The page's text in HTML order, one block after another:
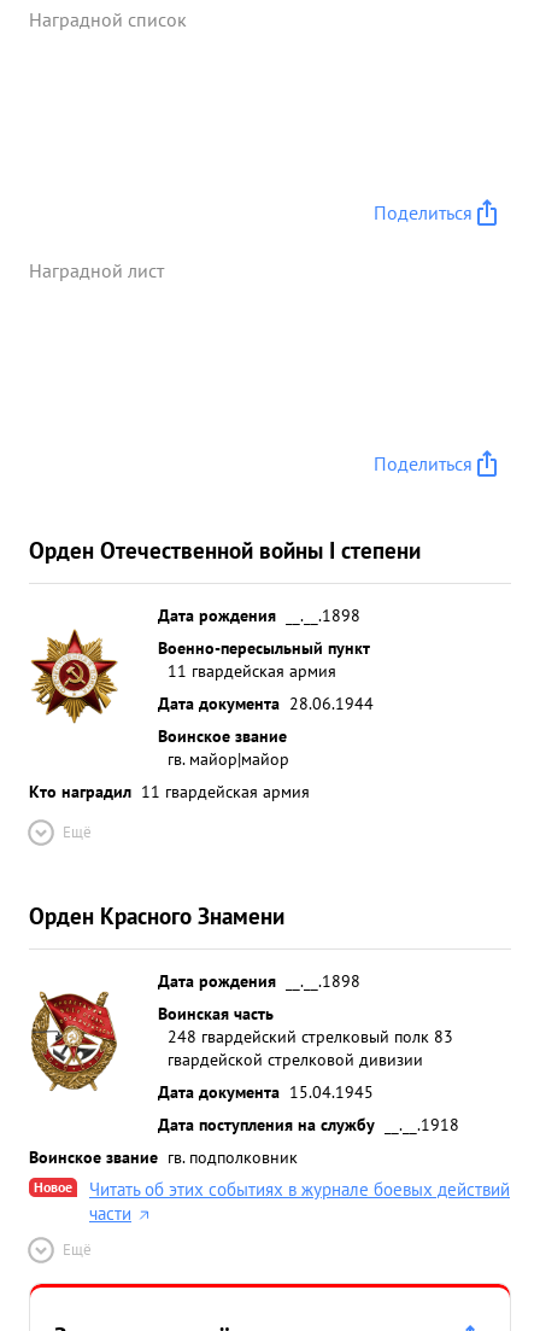
Наградной список
Поделиться
Наградной лист
Поделиться
Орден Отечественной войны I степени
Дата рождения
__.__.1898
Военно-пересыльный пункт
11 гвардейская армия
Дата документа 28.06.1944
Воинское звание
гв. майор|майор
Кто наградил 11 гвардейская армия
Ещё
Орден Красного Знамени
Дата рождения
__.__.1898
Воинская часть
248 гвардейский стрелковый полк 83
гвардейской стрелковой дивизии
Дата документа 15.04.1945
Дата поступления на службу
__.__.1918
Воинское звание гв. подполковник
Новое
Читать об этих событиях в журнале боевых действий
части
Ещё